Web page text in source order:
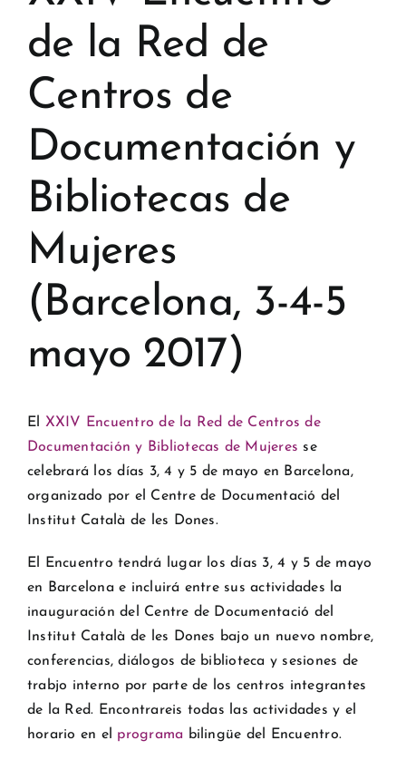
de la Red de
Centros de
Documentación y
Bibliotecas de
Mujeres
(Barcelona, 3-4-5
mayo 2017)
El XXIV Encuentro de la Red de Centros de
Documentación y Bibliotecas de Mujeres se
celebrará los días 3, 4 y 5 de mayo en Barcelona,
organizado por el Centre de Documentació del
Institut Català de les Dones.
El Encuentro tendrá lugar los días 3, 4 y 5 de mayo
en Barcelona e incluirá entre sus actividades la
inauguración del Centre de Documentació del
Institut Català de les Dones bajo un nuevo nombre,
conferencias, diálogos de biblioteca y sesiones de
trabjo interno por parte de los centros integrantes
de la Red. Encontrareis todas las actividades y el
horario en el programa bilingüe del Encuentro.